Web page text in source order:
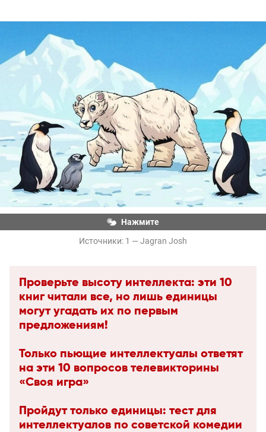
Нажмите
И белые медведи, и пингвины — животные
полярные. Вот только белые мишки обитают на
Северном полюсе, а пингвины — на Южном
полюсе. И вместе им не сойтись. Нет, никаких «А в
пьяном сне иллюстратора?»!
Источники: 1 — Jagran Josh
Проверьте высоту интеллекта: эти 10
книг читали все, но лишь единицы
могут угадать их по первым
предложениям!
Только пьющие интеллектуалы ответят
на эти 10 вопросов телевикторины
«Своя игра»
Пройдут только единицы: тест для
интеллектуалов по советской комедии